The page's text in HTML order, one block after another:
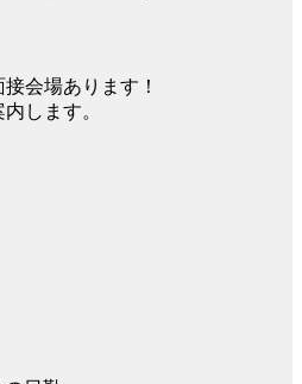
会場あります！
します。